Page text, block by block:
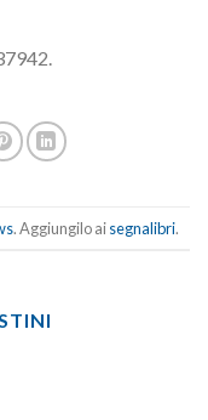
. Aggiungilo aisegnalibri.